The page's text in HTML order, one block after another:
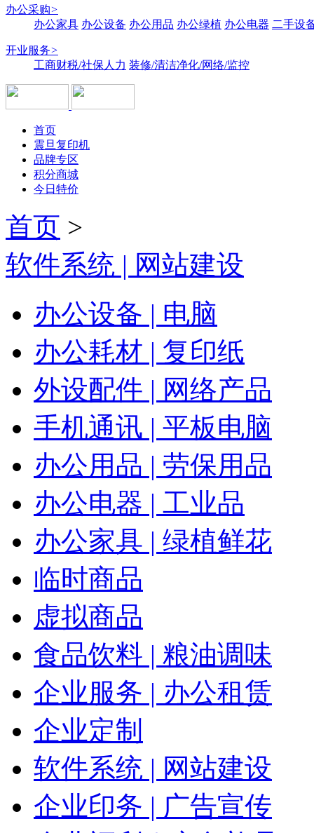
办公采购>
办公家具 办公设备 办公用品 办公绿植 办公电器 二手设
开业服务>
工商财税/社保人力 装修/清洁净化/网络/监控
首页
震旦复印机
品牌专区
积分商城
今日特价
首页 >
软件系统 | 网站建设
办公设备 | 电脑
办公耗材 | 复印纸
外设配件 | 网络产品
手机通讯 | 平板电脑
办公用品 | 劳保用品
办公电器 | 工业品
办公家具 | 绿植鲜花
临时商品
虚拟商品
食品饮料 | 粮油调味
企业服务 | 办公租赁
企业定制
软件系统 | 网站建设
企业印务 | 广告宣传